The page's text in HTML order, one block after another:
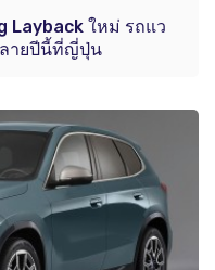
Layback ใหม่ รถแว
ายปีนี้ที่ญี่ปุ่น